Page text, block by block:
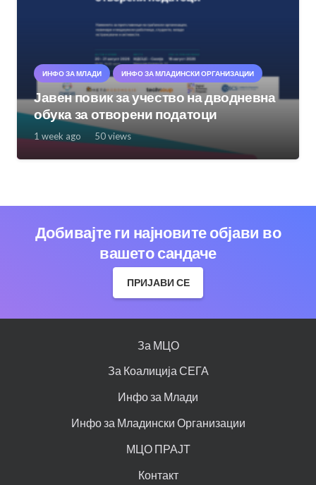
ИНФО ЗА МЛАДИ ИНФО ЗА МЛАДИНСКИ ОРГАНИЗАЦИИ
Јавен повик за учество на дводневна
обука за отворени податоци
1 week ago 50views
Добивајте ги најновите објави во
вашето сандаче
ПРИЈАВИ СЕ
За МЦО
За Коалиција СЕГА
Инфо за Млади
Инфо за Младински Организации
МЦО ПРАЈТ
Контакт